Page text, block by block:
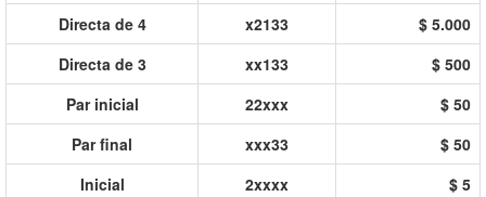
Directa de 4
x2133
$ 5.000
Directa de 3
xx133
$ 500
Par inicial
22xxx
$ 50
Par final
xxx33
$ 50
Inicial
2xxxx
$ 5